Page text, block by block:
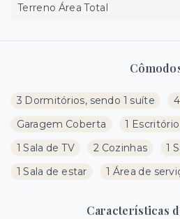
3 Dormitórios, sendo 1 suíte
Garagem Coberta
1 Escritório
1 Sala de TV
2 Cozinhas
1
1 Sala de estar
1 Área de
Características
Terreno Área Total